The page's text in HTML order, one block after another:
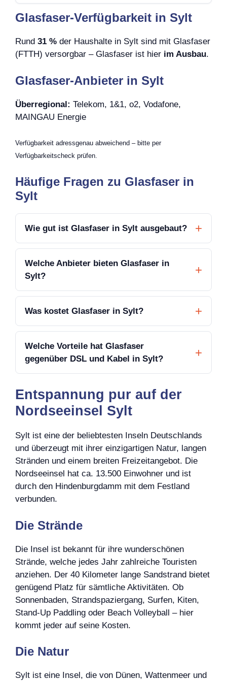
Glasfaser-Verfügbarkeit in Sylt
Rund 31 % der Haushalte in Sylt sind mit Glasfaser
(FTTH) versorgbar – Glasfaser ist hier im Ausbau.
Glasfaser-Anbieter in Sylt
Überregional: Telekom, 1&1, o2, Vodafone,
MAINGAU Energie
Verfügbarkeit adressgenau abweichend – bitte per
Verfügbarkeitscheck prüfen.
Häufige Fragen zu Glasfaser in
Sylt
Wie gut ist Glasfaser in Sylt ausgebaut?
Welche Anbieter bieten Glasfaser in
Sylt?
Was kostet Glasfaser in Sylt?
Welche Vorteile hat Glasfaser
gegenüber DSL und Kabel in Sylt?
Entspannung pur auf der
Nordseeinsel Sylt
Sylt ist eine der beliebtesten Inseln Deutschlands
und überzeugt mit ihrer einzigartigen Natur, langen
Stränden und einem breiten Freizeitangebot. Die
Nordseeinsel hat ca. 13.500 Einwohner und ist
durch den Hindenburgdamm mit dem Festland
verbunden.
Die Strände
Die Insel ist bekannt für ihre wunderschönen
Strände, welche jedes Jahr zahlreiche Touristen
anziehen. Der 40 Kilometer lange Sandstrand bietet
genügend Platz für sämtliche Aktivitäten. Ob
Sonnenbaden, Strandspaziergang, Surfen, Kiten,
Stand-Up Paddling oder Beach Volleyball – hier
kommt jeder auf seine Kosten.
Die Natur
Sylt ist eine Insel, die von Dünen, Wattenmeer und